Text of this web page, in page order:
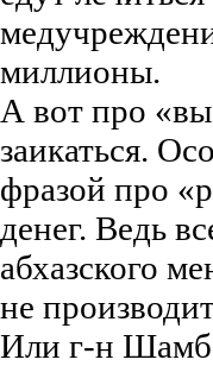
миллионы.
А вот про
заикаться.
фразой про
денег. Ведь
абхазского
не
Или г-н